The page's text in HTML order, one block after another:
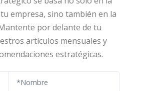
empresa, sino también en la
por delante de tu
artículos mensuales y
estratégicas.